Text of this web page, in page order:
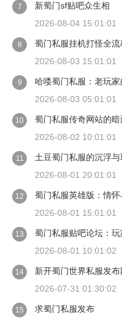
7
新蜀门sf贴吧众生相
2026-08-04 15:01:01
8
蜀门私服挂机打怪全
2026-08-03 15:01:01
9
哈喽蜀门私服：老玩
2026-08-03 05:01:01
10
蜀门私服传奇网站的
2026-08-02 10:01:01
11
土豆蜀门私服的沉浮
2026-08-01 20:01:01
12
蜀门私服英雄版：情
2026-08-01 15:01:01
13
蜀门私服贴吧论坛：
2026-08-01 10:01:02
14
新开蜀门世界私服发布
2026-07-31 01:30:02
15 求蜀门私服发布